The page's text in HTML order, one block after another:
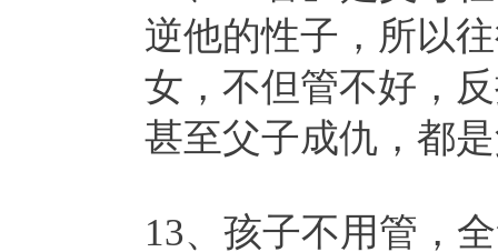
逆他的性子，所以
女，不但管不好，
甚至父子成仇，都
13、孩子不用管，